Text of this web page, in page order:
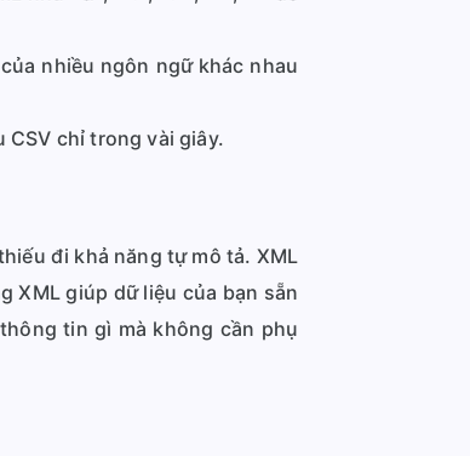
nhiều ngôn ngữ khác nhau
chỉ trong vài giây.
đi khả năng tự mô tả. XML
XML giúp dữ liệu của bạn sẵn
tin gì mà không cần phụ